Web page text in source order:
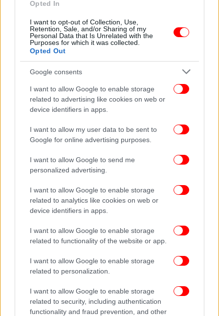
Opted In
I want to opt-out of Collection, Use,
Retention, Sale, and/or Sharing of my
Personal Data that Is Unrelated with the
Purposes for which it was collected.
Opted Out
Google consents
I want to allow Google to enable storage
related to advertising like cookies on web or
device identifiers in apps.
I want to allow my user data to be sent to
Google for online advertising purposes.
I want to allow Google to send me
personalized advertising.
I want to allow Google to enable storage
related to analytics like cookies on web or
device identifiers in apps.
I want to allow Google to enable storage
related to functionality of the website or app.
I want to allow Google to enable storage
related to personalization.
I want to allow Google to enable storage
related to security, including authentication
functionality and fraud prevention, and other
Γαλλία: Ενός λεπτού σιγή σήμερα στα γυμνάσια
και λύκεια -Για τους δύο καθηγητές
δολοφονήθηκαν από ισλαμιστές
ΚΟΣΜΟΣ 09/09/2024 19:32
Γερμανία: Ελέγχους σε όλα τα σύνορα από 16
Σεπτεμβρίου ζητά η ομοσπονδιακή κυβέρνηση
λόγω ISIS